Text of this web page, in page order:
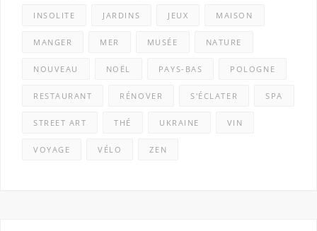
INSOLITE JARDINS JEUX MAISON
MANGER MER MUSÉE NATURE
NOUVEAU NOËL PAYS-BAS POLOGNE
RESTAURANT RÉNOVER S'ÉCLATER SPA
STREET ART THÉ UKRAINE VIN
VOYAGE VÉLO ZEN